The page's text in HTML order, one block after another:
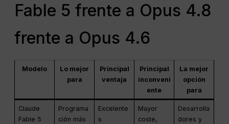
Fable 5 frente a Opus 4.8
frente a Opus 4.6
Modelo
Lo mejor
para
Principal
ventaja
Principal
inconveni
ente
La mejor
opción
para
Claude
Fable 5
Programa
ción más
Excelente
s
Mayor
coste,
Desarrolla
dores y